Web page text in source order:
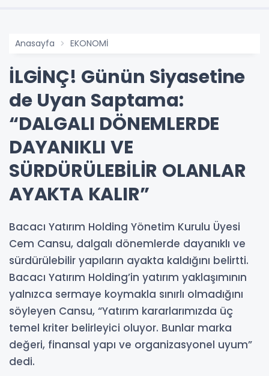
Anasayfa EKONOMİ
İLGİNÇ! Günün Siyasetine
de Uyan Saptama:
“DALGALI DÖNEMLERDE
DAYANIKLI VE
SÜRDÜRÜLEBİLİR OLANLAR
AYAKTA KALIR”
Bacacı Yatırım Holding Yönetim Kurulu Üyesi
Cem Cansu, dalgalı dönemlerde dayanıklı ve
sürdürülebilir yapıların ayakta kaldığını belirtti.
Bacacı Yatırım Holding’in yatırım yaklaşımının
yalnızca sermaye koymakla sınırlı olmadığını
söyleyen Cansu, “Yatırım kararlarımızda üç
temel kriter belirleyici oluyor. Bunlar marka
değeri, finansal yapı ve organizasyonel uyum”
dedi.